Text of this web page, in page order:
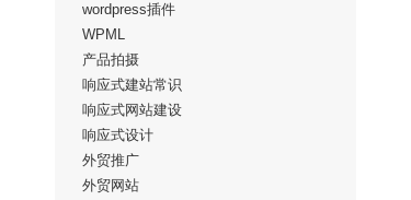
wordpress插件
WPML
产品拍摄
响应式建站常识
响应式网站建设
响应式设计
外贸推广
外贸网站